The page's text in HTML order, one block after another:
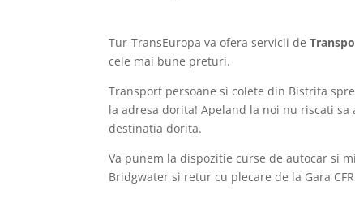
Tur-TransEuropa va ofera servicii de
cele mai bune preturi.
Transport persoane si colete din Bistrita
la adresa dorita! Apeland la noi nu riscati
destinatia dorita.
Va punem la dispozitie curse de autocar si
Bridgwater si retur cu plecare de la Gara